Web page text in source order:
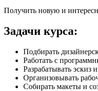
Получить новую и
Задачи курса:
Подбирать
Работать с
Разрабатывать эскиз
Организовывать
Собирать макеты и